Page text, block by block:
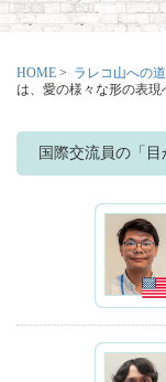
HOME > ラレコ山への道
は、愛の様々な形の表現
国際交流員の「目